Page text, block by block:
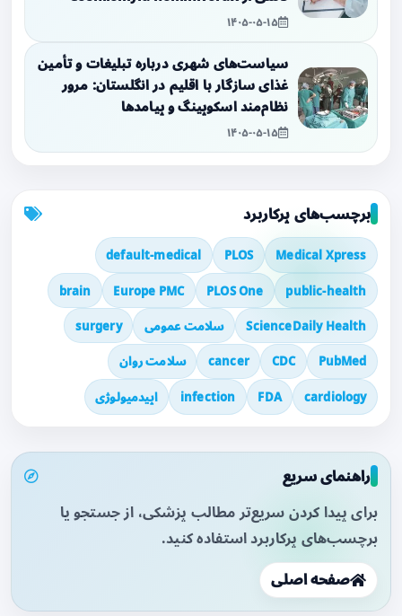
۱۴۰۵-۰۵-۱۵
سیاست‌های شهری درباره تبلیغات و تأمین
غذای سازگار با اقلیم در انگلستان: مرور
نظام‌مند اسکوپینگ و پیامدها
۱۴۰۵-۰۵-۱۵
برچسب‌های پرکاربرد
Medical Xpress
PLOS
default-medical
public-health
PLOS One
Europe PMC
brain
ScienceDaily Health سلامت عمومی surgery
PubMed
CDC
cancer سلامت روان
cardiology
FDA
infection اپیدمیولوژی
راهنمای سریع
برای پیدا کردن سریع‌تر مطالب پزشکی، از جستجو یا
برچسب‌های پرکاربرد استفاده کنید.
صفحه اصلی